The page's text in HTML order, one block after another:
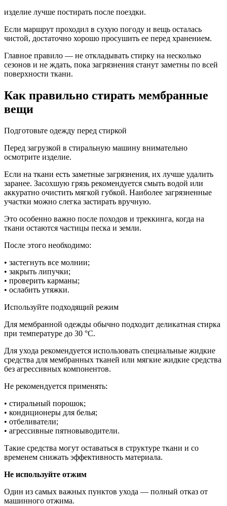
изделие лучше постирать после поездки.
Если маршрут проходил в сухую погоду и вещь осталась
чистой, достаточно хорошо просушить ее перед хранением.
Главное правило — не откладывать стирку на несколько
сезонов и не ждать, пока загрязнения станут заметны по всей
поверхности ткани.
Как правильно стирать мембранные
вещи
Подготовьте одежду перед стиркой
Перед загрузкой в стиральную машину внимательно
осмотрите изделие.
Если на ткани есть заметные загрязнения, их лучше удалить
заранее. Засохшую грязь рекомендуется смыть водой или
аккуратно очистить мягкой губкой. Наиболее загрязненные
участки можно слегка застирать вручную.
Это особенно важно после походов и треккинга, когда на
ткани остаются частицы песка и земли.
После этого необходимо:
• застегнуть все молнии;
• закрыть липучки;
• проверить карманы;
• ослабить утяжки.
Используйте подходящий режим
Для мембранной одежды обычно подходит деликатная стирка
при температуре до 30 °С.
Для ухода рекомендуется использовать специальные жидкие
средства для мембранных тканей или мягкие жидкие средства
без агрессивных компонентов.
Не рекомендуется применять:
• стиральный порошок;
• кондиционеры для белья;
• отбеливатели;
• агрессивные пятновыводители.
Такие средства могут оставаться в структуре ткани и со
временем снижать эффективность материала.
Не используйте отжим
Один из самых важных пунктов ухода — полный отказ от
машинного отжима.